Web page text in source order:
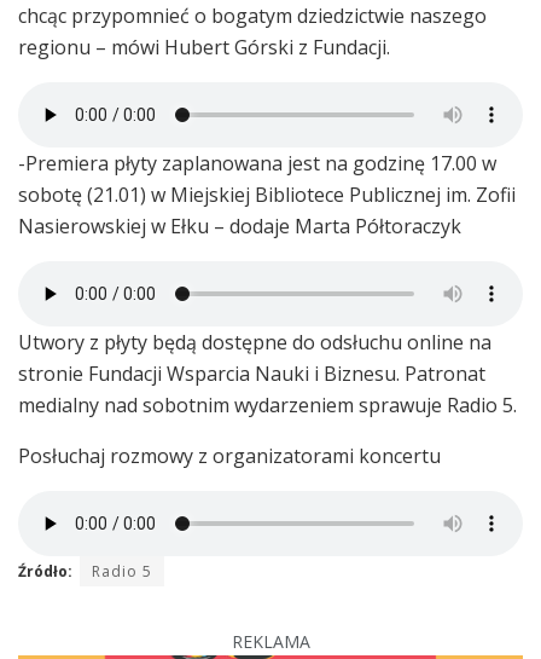
chcąc przypomnieć o bogatym dziedzictwie naszego
regionu – mówi Hubert Górski z Fundacji.
-Premiera płyty zaplanowana jest na godzinę 17.00 w
sobotę (21.01) w Miejskiej Bibliotece Publicznej im. Zofii
Nasierowskiej w Ełku – dodaje Marta Półtoraczyk
Utwory z płyty będą dostępne do odsłuchu online na
stronie Fundacji Wsparcia Nauki i Biznesu. Patronat
medialny nad sobotnim wydarzeniem sprawuje Radio 5.
Posłuchaj rozmowy z organizatorami koncertu
Źródło: Radio 5
REKLAMA